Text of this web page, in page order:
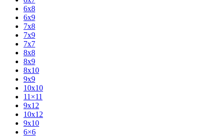
6x8
6x9
7x8
7x9
7x7
8x8
8x9
8x10
9x9
10x10
11×11
9x12
10x12
9x10
6×6